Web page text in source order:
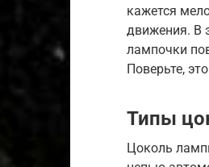
кажется
движения. В
лампочки
Поверьте,
Типы
Цоколь